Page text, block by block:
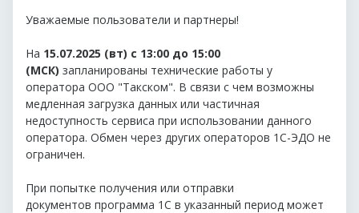
Уважаемые пользователи и партнеры!
На 15.07.2025 (вт) с 13:00 до 15:00
(МСК) запланированы технические работы у
оператора ООО "Такском". В связи с чем возможны
медленная загрузка данных или частичная
недоступность сервиса при использовании данного
оператора. Обмен через других операторов 1С-ЭДО не
ограничен.
При попытке получения или отправки
документов программа 1С в указанный период может